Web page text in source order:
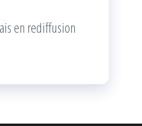
en rediffusion